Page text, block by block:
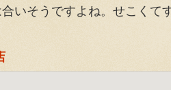
いそうですよね。せこくて